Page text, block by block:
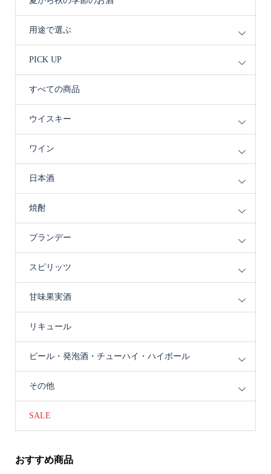
用途で選ぶ
PICK UP
すべての商品
ウイスキー
ワイン
日本酒
焼酎
ブランデー
スピリッツ
甘味果実酒
リキュール
ビール・発泡酒・チューハイ・ハイボール
その他
SALE
おすすめ商品